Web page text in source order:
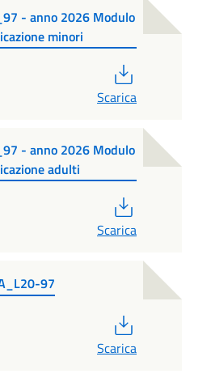
- anno 2026 Modulo
minori
Scarica
- anno 2026 Modulo
adulti
Scarica
97
Scarica